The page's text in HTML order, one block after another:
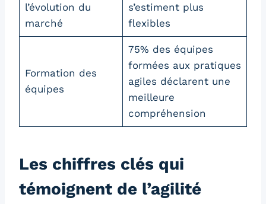
l’évolution du
marché
s’estiment plus
flexibles
Formation des
équipes
75% des équipes
formées aux pratiques
agiles déclarent une
meilleure
compréhension
Les chiffres clés qui
témoignent de l’agilité